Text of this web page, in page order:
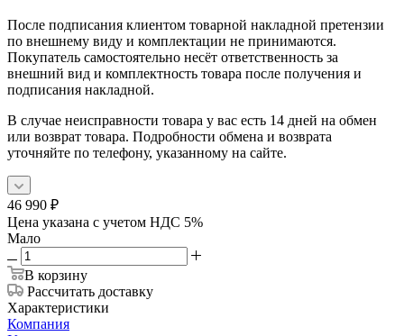
После подписания клиентом товарной накладной претензии
по внешнему виду и комплектации не принимаются.
Покупатель самостоятельно несёт ответственность за
внешний вид и комплектность товара после получения и
подписания накладной.
В случае неисправности товара у вас есть 14 дней на обмен
или возврат товара. Подробности обмена и возврата
уточняйте по телефону, указанному на сайте.
46 990 ₽
Цена указана с учетом НДС 5%
Мало
В корзину
Рассчитать доставку
Характеристики
Компания